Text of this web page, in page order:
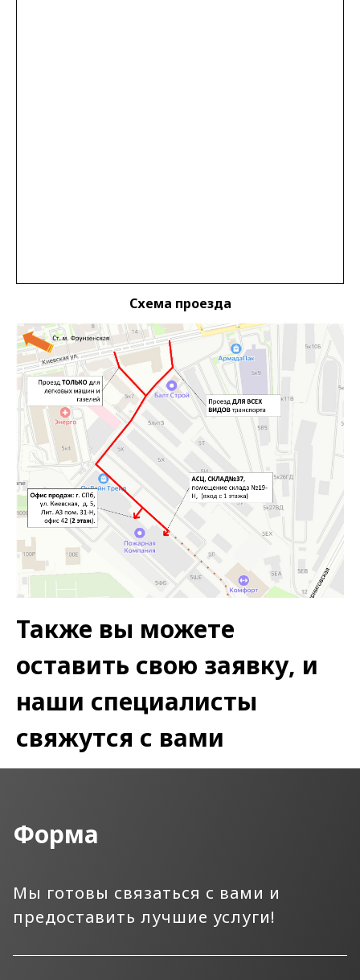
Схема проезда
Также вы можете
оставить свою заявку, и
наши специалисты
свяжутся с вами
Форма
Мы готовы связаться с вами и
предоставить лучшие услуги!